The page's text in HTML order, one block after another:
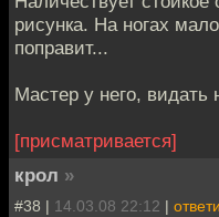
рисунка. На ногах
поправит...
Мастер у него, видать
[присматривается]
крол »
#38 | 14.03.08 22:12 |